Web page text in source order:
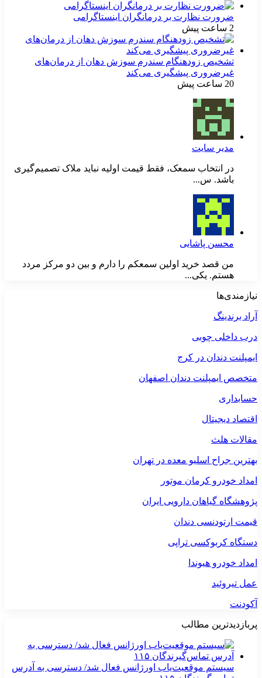
ضرورت نظارت بر درمانگران اینستاگرامی
2 ساعت پیش
تشخیص زودهنگام سندرم سوزش دهان از درمان‌های
غیرضروری پیشگیری می‌کند
20 ساعت پیش
مدیر سایت
در انتخاب سمعک، فقط قیمت اولیه نباید ملاک تصمیم‌گیری
باشد. س...
محسن پاشایی
من قصد خرید اولین سمعکم را دارم و بین دو مرکز مردد
هستم. یکی...
نیازمندی‌ها
آراد برندینگ
درب داخلی چوبی
ایمپلنت دندان در کرج
متخصص ایمپلنت دندان اصفهان
حسابداری
اقتصاد دیجیتال
مقالات هلث
بهترین جراح اسلیو معده در تهران
امداد خودرو کرمان موتور
پژوهشگاه گیاهان دارویی ایران
قیمت ارتودنسی دندان
دستگاه کربوکسی تراپی
امداد خودرو هیوندا
عمل تیروئید
آکودنت
پربازدیدترین مطالب
سیستم موقعیت‌یاب اورژانس فعال شد/ دسترسی به آدرس